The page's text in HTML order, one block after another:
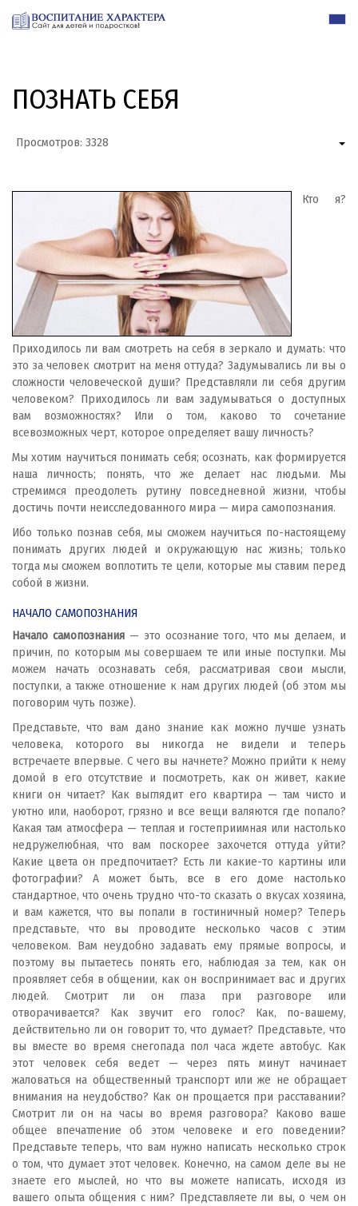
ПОЗНАТЬ СЕБЯ
Просмотров: 3328
Кто я?
Приходилось ли вам смотреть на себя в зеркало и думать: что
это за человек смотрит на меня оттуда? Задумывались ли вы о
сложности человеческой души? Представляли ли себя другим
человеком? Приходилось ли вам задумываться о доступных
вам возможностях? Или о том, каково то сочетание
всевозможных черт, которое определяет вашу личность?
Мы хотим научиться понимать себя; осознать, как формируется
наша личность; понять, что же делает нас людьми. Мы
стремимся преодолеть рутину повседневной жизни, чтобы
достичь почти неисследованного мира — мира самопознания.
Ибо только познав себя, мы сможем научиться по-настоящему
понимать других людей и окружающую нас жизнь; только
тогда мы сможем воплотить те цели, которые мы ставим перед
собой в жизни.
НАЧАЛО САМОПОЗНАНИЯ
Начало самопознания— это осознание того, что мы делаем, и
причин, по которым мы совершаем те или иные поступки. Мы
можем начать осознавать себя, рассматривая свои мысли,
поступки, а также отношение к нам других людей (об этом мы
поговорим чуть позже).
Представьте, что вам дано знание как можно лучше узнать
человека, которого вы никогда не видели и теперь
встречаете впервые. С чего вы начнете? Можно прийти к нему
домой в его отсутствие и посмотреть, как он живет, какие
книги он читает? Как выглядит его квартира — там чисто и
уютно или, наоборот, грязно и все вещи валяются где попало?
Какая там атмосфера — теплая и гостеприимная или настолько
недружелюбная, что вам поскорее захочется оттуда уйти?
Какие цвета он предпочитает? Есть ли какие-то картины или
фотографии? А может быть, все в его доме настолько
стандартное, что очень трудно что-то сказать о вкусах хозяина,
и вам кажется, что вы попали в гостиничный номер? Теперь
представьте, что вы проводите несколько часов с этим
человеком. Вам неудобно задавать ему прямые вопросы, и
поэтому вы пытаетесь понять его, наблюдая за тем, как он
проявляет себя в общении, как он воспринимает вас и других
людей. Смотрит ли он глаза при разговоре или
отворачивается? Как звучит его голос? Как, по-вашему,
действительно ли он говорит то, что думает? Представьте, что
вы вместе во время снегопада пол часа ждете автобус. Как
этот человек себя ведет — через пять минут начинает
жаловаться на общественный транспорт или же не обращает
внимания на неудобство? Как он прощается при расставании?
Смотрит ли он на часы во время разговора? Каково ваше
общее впечатление об этом человеке и его поведении?
Представьте теперь, что вам нужно написать несколько строк
о том, что думает этот человек. Конечно, на самом деле вы не
знаете его мыслей, но что вы можете написать, исходя из
вашего опыта общения с ним? Представляете ли вы, о чем он